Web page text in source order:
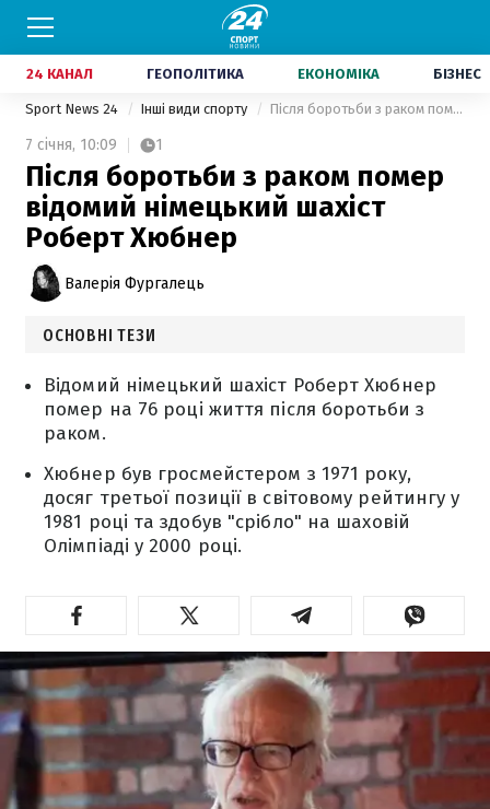
24 КАНАЛ ГЕОПОЛІТИКА ЕКОНОМІКА БІЗНЕС
Sport News 24 Інші види спорту Після боротьби з раком помер відомий німецький шахіст Роберт Хюбнер
7 січня, 10:09 1
Після боротьби з раком помер
відомий німецький шахіст
Роберт Хюбнер
Валерія Фургалець
ОСНОВНІ ТЕЗИ
Відомий німецький шахіст Роберт Хюбнер
помер на 76 році життя після боротьби з
раком.
Хюбнер був гросмейстером з 1971 року,
досяг третьої позиції в світовому рейтингу у
1981 році та здобув "срібло" на шаховій
Олімпіаді у 2000 році.